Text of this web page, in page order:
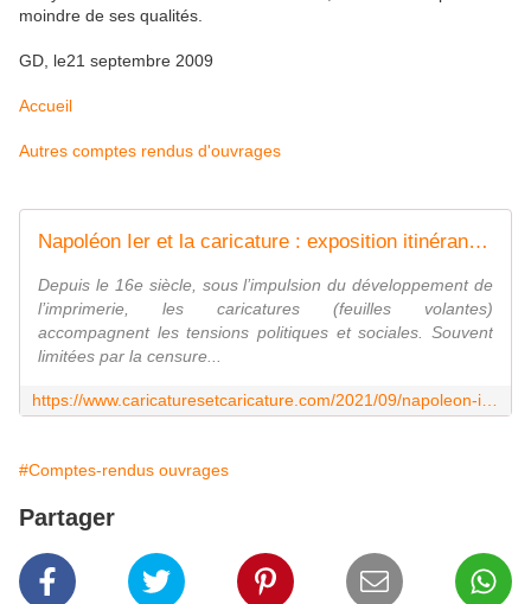
moindre de ses qualités.
GD, le21 septembre 2009
Accueil
Autres comptes rendus d'ouvrages
Napoléon Ier et la caricature : exposition itinérante à louer
Depuis le 16e siècle, sous l’impulsion du développement de
l’imprimerie, les caricatures (feuilles volantes)
accompagnent les tensions politiques et sociales. Souvent
limitées par la censure...
#Comptes-rendus ouvrages
Partager